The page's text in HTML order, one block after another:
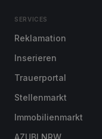
SERVICES
Reklamation
Inserieren
Trauerportal
Stellenmarkt
Immobilienmarkt
AZUBI NRW